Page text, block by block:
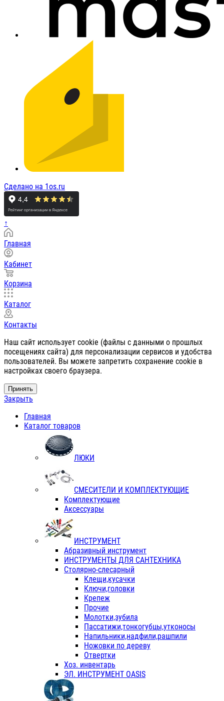
Сделано на 1os.ru
↑
Главная
Кабинет
Корзина
Каталог
Контакты
Наш сайт использует cookie (файлы с данными о прошлых
посещениях сайта) для персонализации сервисов и удобства
пользователей. Вы можете запретить сохранение cookie в
настройках своего браузера.
Принять
Закрыть
Главная
Каталог товаров
ЛЮКИ
СМЕСИТЕЛИ И КОМПЛЕКТУЮЩИЕ
Комплектующие
Аксессуары
ИНСТРУМЕНТ
Абразивный инструмент
ИНСТРУМЕНТЫ ДЛЯ САНТЕХНИКА
Столярно-слесарный
Клещи,кусачки
Ключи,головки
Крепеж
Прочие
Молотки,зубила
Пассатижи,тонкогубцы,утконосы
Напильники,надфили,рашпили
Ножовки по дереву
Отвертки
Хоз. инвентарь
ЭЛ. ИНСТРУМЕНТ OASIS